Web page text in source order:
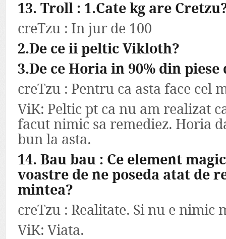
13. Troll : 1.Cate kg are
creTzu : In jur de 100
2.De ce ii peltic Vikloth?
3.De ce Horia in 90% din
creTzu : Pentru ca asta face cel
ViK: Peltic pt ca nu am realizat
facut nimic sa remediez. Horia
bun la asta.
14. Bau bau : Ce element
voastre de ne poseda atat de
mintea?
creTzu : Realitate. Si nu e nimic
ViK: Viata.